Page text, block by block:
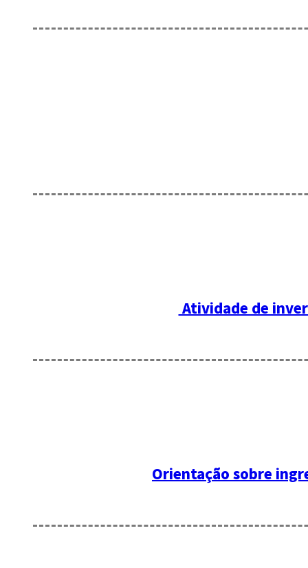
Atividade de
Orientação sobre